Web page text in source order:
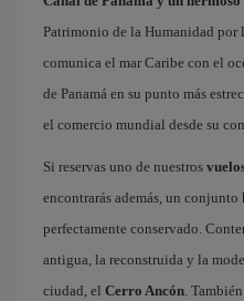
Patrimonio de la Humanidad por
comunica el mar Caribe con el
de Panamá en su punto más
el comercio mundial desde su
Si reservas uno de nuestros
encontrarás además, un
perfectamente conservado.
antigua, la reconstruida y la
ciudad, el Cerro Ancón.